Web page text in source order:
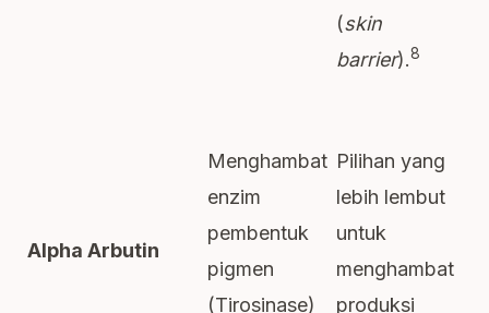
(skin
barrier).8
Alpha Arbutin
Menghambat
enzim
pembentuk
pigmen
(Tirosinase)
Pilihan yang
lebih lembut
untuk
menghambat
produksi